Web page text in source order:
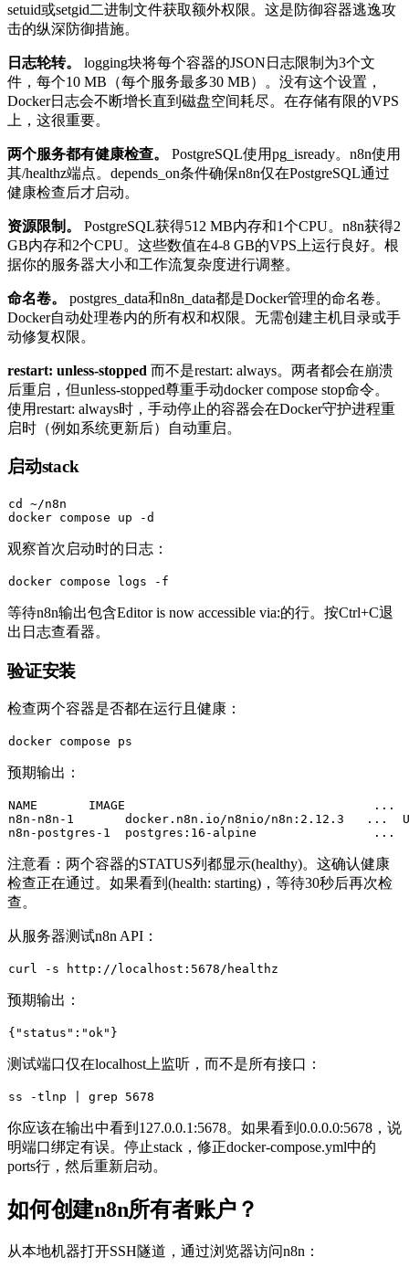
setuid或setgid二进制文件获取额外权限。这是防御容器逃逸攻
击的纵深防御措施。
日志轮转。 logging块将每个容器的JSON日志限制为3个文
件，每个10 MB（每个服务最多30 MB）。没有这个设置，
Docker日志会不断增长直到磁盘空间耗尽。在存储有限的VPS
上，这很重要。
两个服务都有健康检查。 PostgreSQL使用pg_isready。n8n使用
其/healthz端点。 depends_on条件确保n8n仅在PostgreSQL通过
健康检查后才启动。
资源限制。
PostgreSQL获得512 MB内存和1个CPU。n8n获得2
GB内存和2个CPU。这些数值在4-8 GB的VPS上运行良好。根
据你的服务器大小和工作流复杂度进行调整。
命名卷。 postgres_data和n8n_data都是Docker管理的命名卷。
Docker自动处理卷内的所有权和权限。无需创建主机目录或手
动修复权限。
restart: unless-stopped 而不是restart: always。两者都会在崩溃
后重启，但unless-stopped尊重手动docker compose stop命令。
使用restart: always时，手动停止的容器会在Docker守护进程重
启时（例如系统更新后）自动重启。
启动stack
cd
~/n8n
观察首次启动时的日志：
等待n8n输出包含Editor is now accessible via:的行。按Ctrl+C退
出日志查看器。
验证安装
检查两个容器是否都在运行且健康：
预期输出：
NAME       IMAGE                                  ...
n8n-n8n-1       docker.n8n.io/n8nio/n8n:2.12.3   ...
注意看：两个容器的STATUS列都显示(healthy)。这确认健康
检查正在通过。如果看到 (health: starting) ，等待30秒后再次检
查。
从服务器测试n8n API：
预期输出：
{ "status" : "ok" }
测试端口仅在localhost上监听，而不是所有接口：
你应该在输出中看到 127.0.0.1:5678。如果看到 0.0.0.0:5678 ，说
明端口绑定有误。停止stack，修正docker-compose.yml中的
ports行，然后重新启动。
如何创建n8n所有者账户？
从本地机器打开SSH隧道，通过浏览器访问n8n：